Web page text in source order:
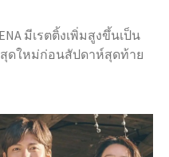
มีเรตติ้งเพิ่มสูงขึ้นเป็น
ดใหม่ก่อนสัปดาห์สุดท้าย